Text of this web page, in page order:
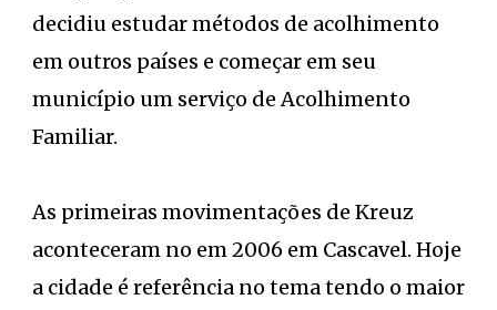
decidiu estudar métodos de acolhimento
em outros países e começar em seu
município um serviço de Acolhimento
Familiar.
As primeiras movimentações de Kreuz
aconteceram no em 2006 em Cascavel. Hoje
a cidade é referência no tema tendo o maior